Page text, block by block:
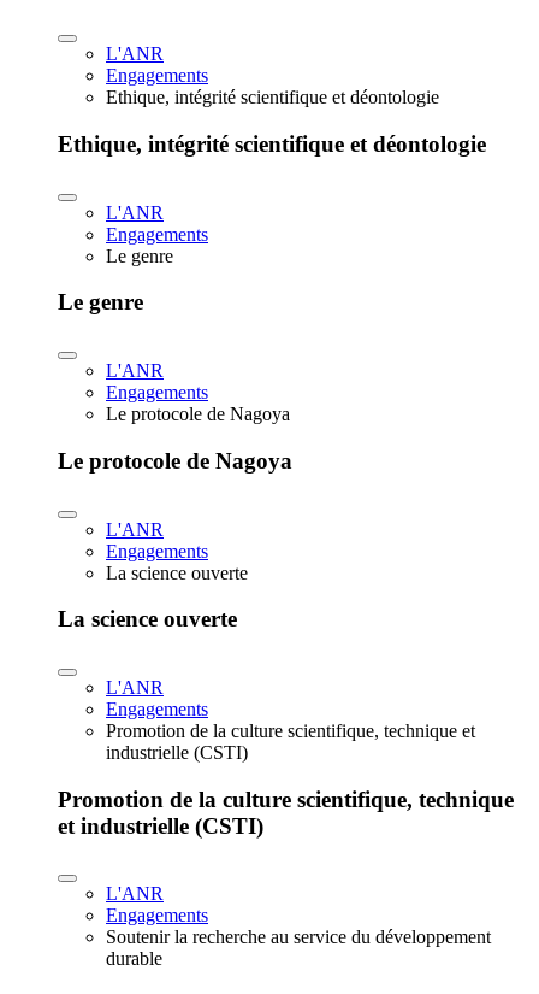
L'ANR
Engagements
Ethique, intégrité scientifique et déontologie
Ethique, intégrité scientifique et déontologie
L'ANR
Engagements
Le genre
Le genre
L'ANR
Engagements
Le protocole de Nagoya
Le protocole de Nagoya
L'ANR
Engagements
La science ouverte
La science ouverte
L'ANR
Engagements
Promotion de la culture scientifique, technique et
industrielle (CSTI)
Promotion de la culture scientifique, technique
et industrielle (CSTI)
L'ANR
Engagements
Soutenir la recherche au service du développement
durable